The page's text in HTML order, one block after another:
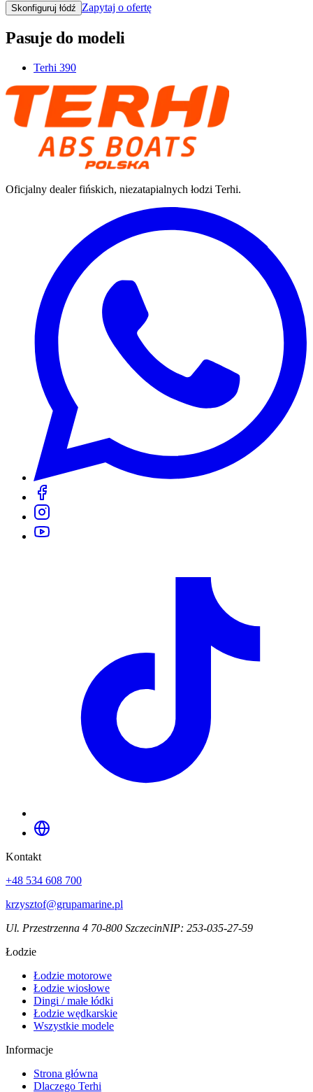
Skonfiguruj łódź Zapytaj o ofertę
Pasuje do modeli
Terhi 390
Oficjalny dealer fińskich, niezatapialnych łodzi Terhi.
Kontakt
+48 534 608 700
krzysztof@grupamarine.pl
Ul. Przestrzenna 4 70-800 SzczecinNIP: 253-035-27-59
Łodzie
Łodzie motorowe
Łodzie wiosłowe
Dingi / małe łódki
Łodzie wędkarskie
Wszystkie modele
Informacje
Strona główna
Dlaczego Terhi